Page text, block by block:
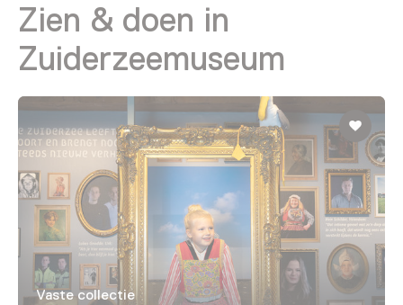
Zien & doen in
Zuiderzeemuseum
Vaste collectie